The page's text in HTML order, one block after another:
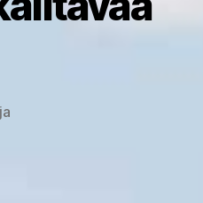
artikkeliin